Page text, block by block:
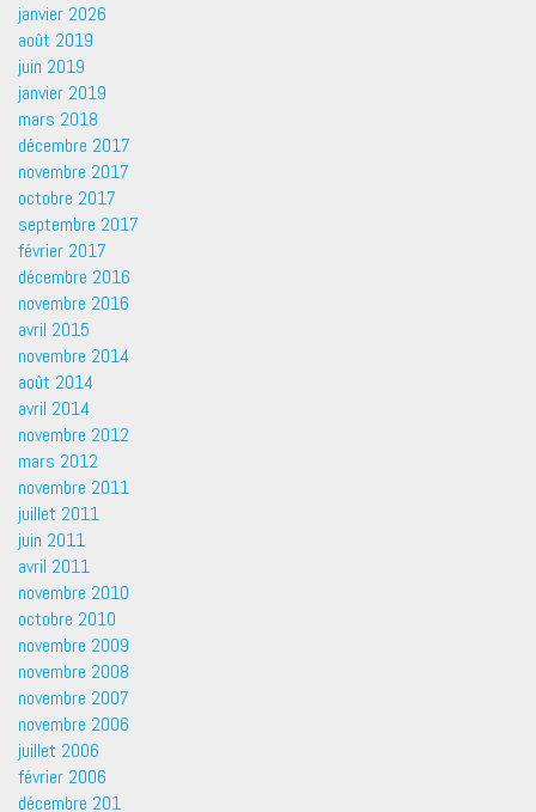
janvier 2026
août 2019
juin 2019
janvier 2019
mars 2018
décembre 2017
novembre 2017
octobre 2017
septembre 2017
février 2017
décembre 2016
novembre 2016
avril 2015
novembre 2014
août 2014
avril 2014
novembre 2012
mars 2012
novembre 2011
juillet 2011
juin 2011
avril 2011
novembre 2010
octobre 2010
novembre 2009
novembre 2008
novembre 2007
novembre 2006
juillet 2006
février 2006
décembre 201